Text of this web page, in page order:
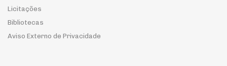
Licitações
Bibliotecas
Aviso Externo de Privacidade